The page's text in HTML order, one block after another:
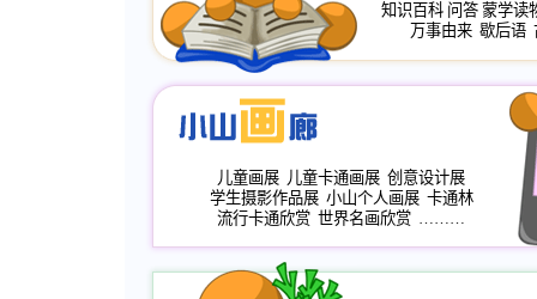
知识百科 问答 蒙学读
万事由来 歇后语
儿童画展 儿童卡通画展 创意设计展
学生摄影作品展 小山个人画展 卡通林
流行卡通欣赏 世界名画欣赏 ………